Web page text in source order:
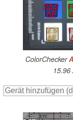
23.2
∆E
2.5
∆E
ColorChecker